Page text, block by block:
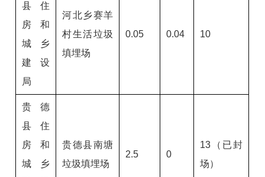
县住
房和
城乡
建设
局
河北乡赛羊
村生活垃圾
填埋场
0.05 0.04 10
贵德
县住
房和
城乡
贵德县南塘
垃圾填埋场
2.5 0
13（已封
场）